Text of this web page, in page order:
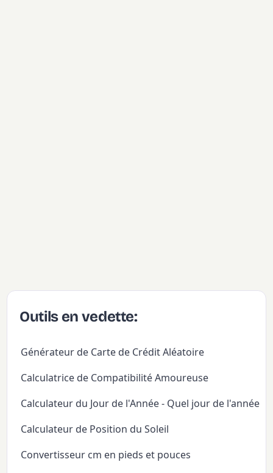
Outils en vedette:
Générateur de Carte de Crédit Aléatoire
Calculatrice de Compatibilité Amoureuse
Calculateur du Jour de l'Année - Quel jour de l'année
Calculateur de Position du Soleil
Convertisseur cm en pieds et pouces